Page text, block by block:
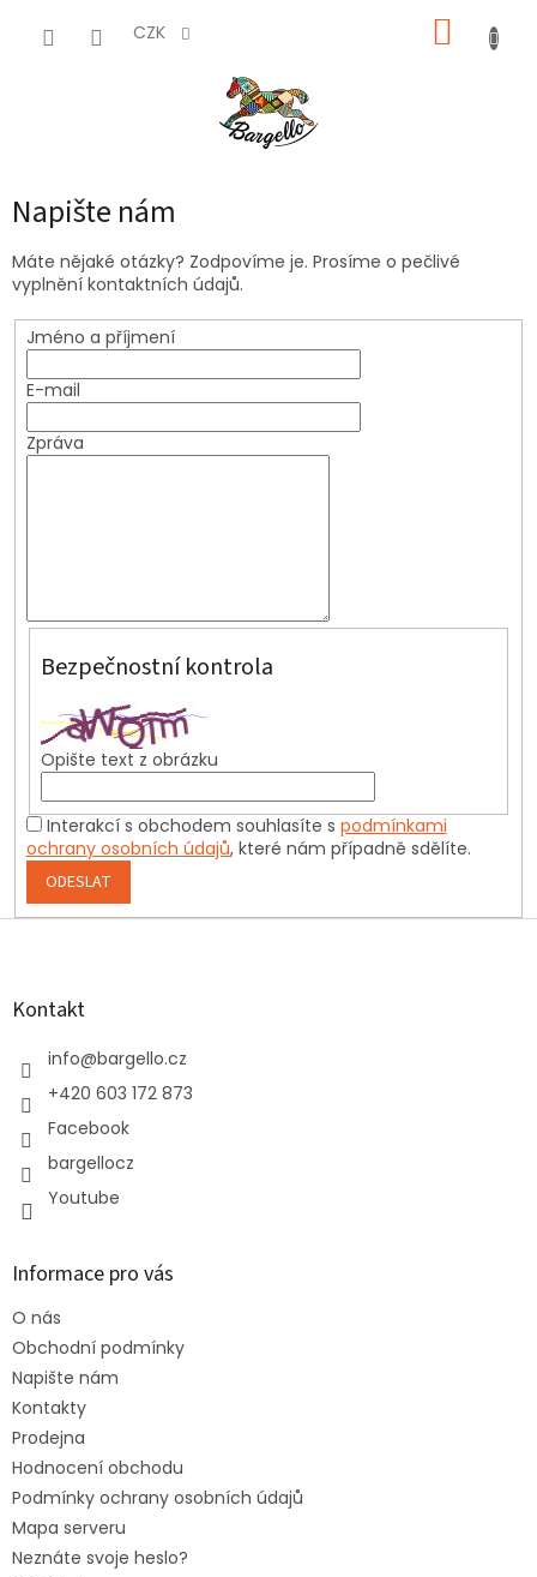
CZK
Napište nám
Máte nějaké otázky? Zodpovíme je. Prosíme o pečlivé
vyplnění kontaktních údajů.
Jméno a příjmení
E-mail
Zpráva
Bezpečnostní kontrola
Opište text z obrázku
Interakcí s obchodem souhlasíte s podmínkami
ochrany osobních údajů, které nám případně sdělíte.
ODESLAT
Z
Kontakt
info@bargello.cz
+420 603 172 873
Facebook
bargellocz
Youtube
Informace pro vás
O nás
Obchodní podmínky
Napište nám
Kontakty
Prodejna
Hodnocení obchodu
Podmínky ochrany osobních údajů
Mapa serveru
Neznáte svoje heslo?